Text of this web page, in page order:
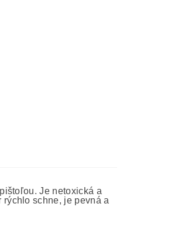
Je netoxická a
schne, je pevná a